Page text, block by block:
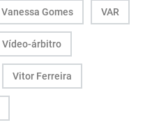
Vanessa Gomes VAR
Vídeo-árbitro
Vitor Ferreira